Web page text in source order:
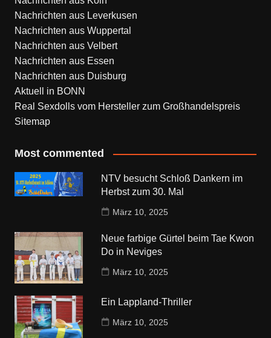
Nachrichten aus Leverkusen
Nachrichten aus Wuppertal
Nachrichten aus Velbert
Nachrichten aus Essen
Nachrichten aus Duisburg
Aktuell in BONN
Real Sexdolls vom Hersteller zum Großhandelspreis
Sitemap
Most commented
NTV besucht Schloß Dankern im
Herbst zum 30. Mal
März 10, 2025
Neue farbige Gürtel beim Tae Kwon
Do in Neviges
März 10, 2025
Ein Lappland-Thriller
März 10, 2025